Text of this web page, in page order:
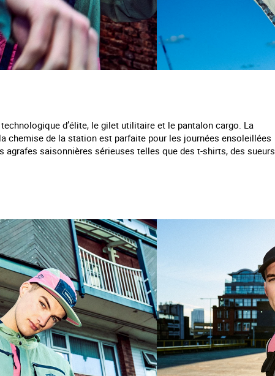
d’élite, le gilet utilitaire et le pantalon cargo. La
chemise de la station est parfaite pour les journées ensoleillées
agrafes saisonnières sérieuses telles que des t-shirts, des sueurs